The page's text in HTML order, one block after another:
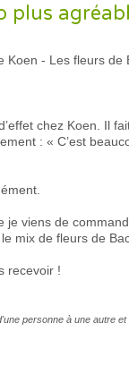
plus
Koen - Les fleurs de
chez Koen. Il
: « C’est
je viens de
mix de fleurs de
recevoir !
personne à une autre